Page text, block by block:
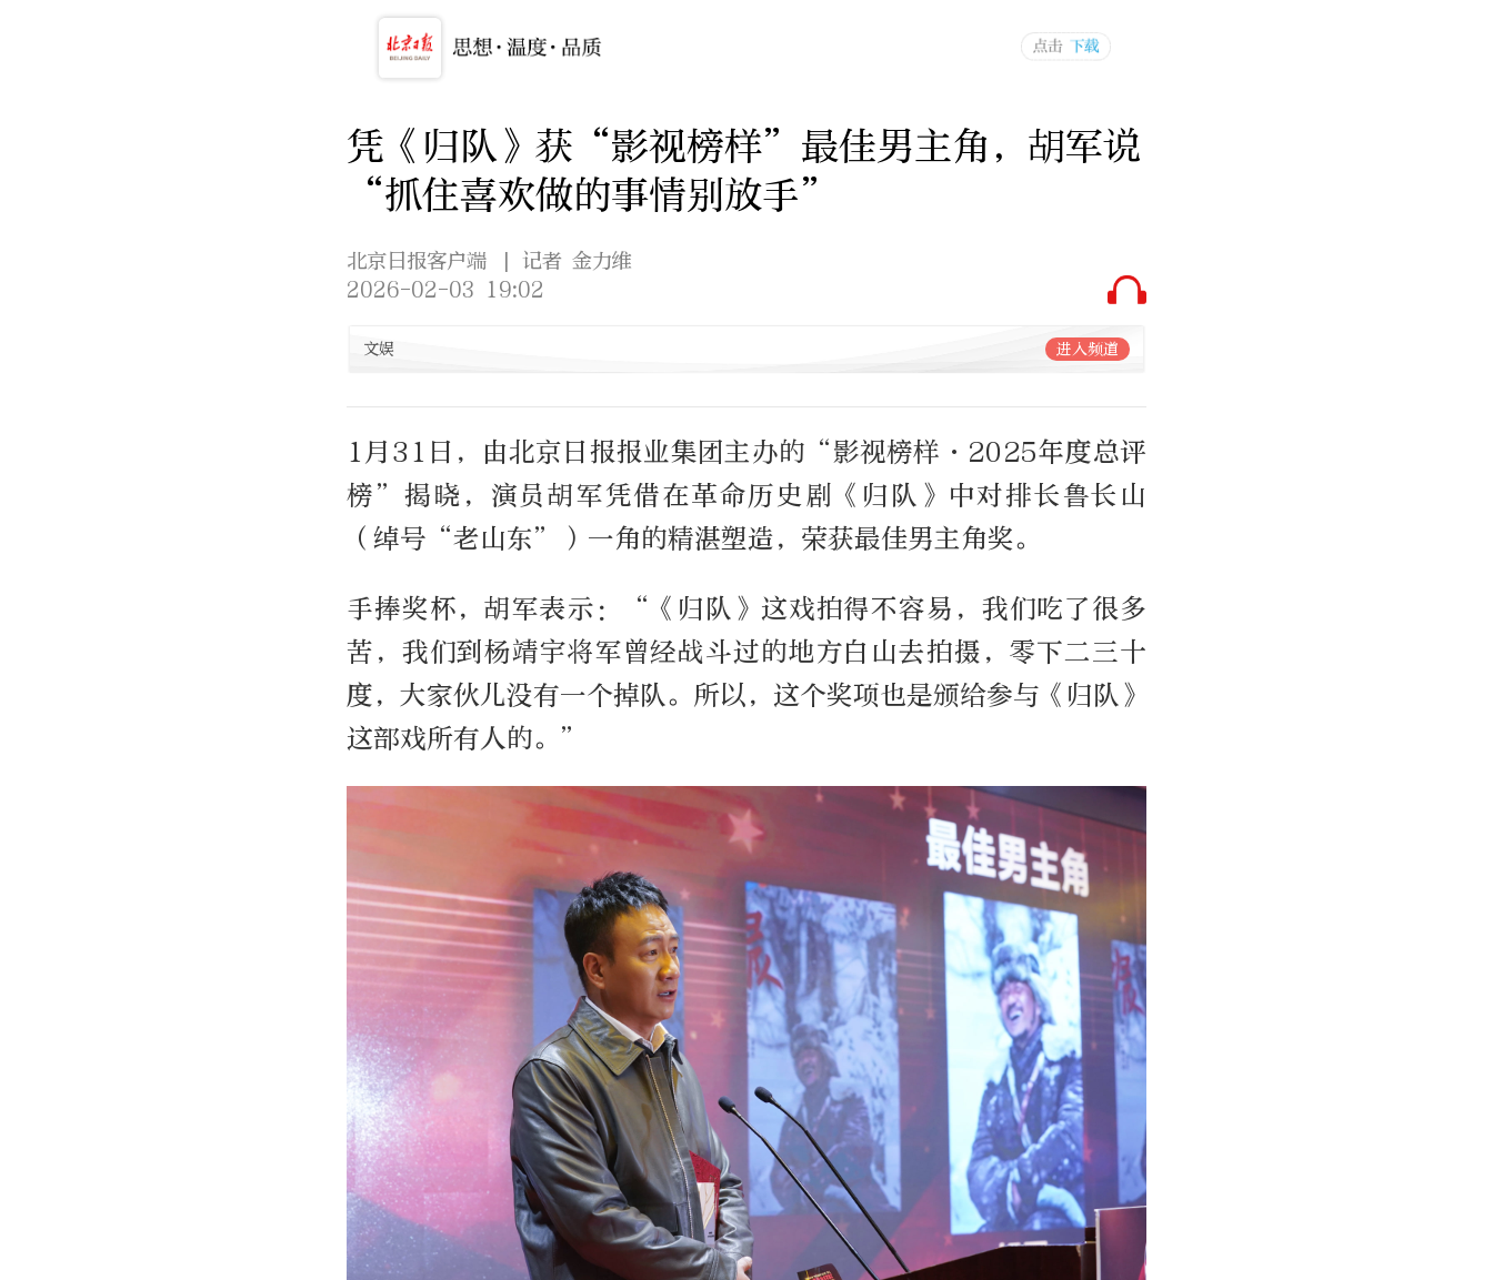
凭《归队》获“影视榜样”最佳男主角，胡军说
“抓住喜欢做的事情别放手”
北京日报客户端
| 记者 金力维
2026-02-03 19:02
文娱 进入频道
1月31日，由北京日报报业集团主办的“影视榜样·2025年度总评
榜”揭晓，演员胡军凭借在革命历史剧《归队》中对排长鲁长山
（绰号“老山东”）一角的精湛塑造，荣获最佳男主角奖。
手捧奖杯，胡军表示：“《归队》这戏拍得不容易，我们吃了很多
苦，我们到杨靖宇将军曾经战斗过的地方白山去拍摄，零下二三十
度，大家伙儿没有一个掉队。所以，这个奖项也是颁给参与《归队》
这部戏所有人的。”